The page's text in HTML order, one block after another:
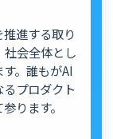
進する取り
会全体とし
。誰もがAI
プロダクト
ります。